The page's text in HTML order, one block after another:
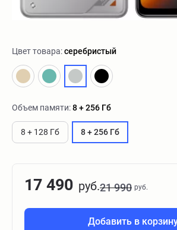
Цвет товара:серебристый
Объем памяти:8 + 256 Гб
8 + 128 Гб 8 + 256 Гб
17 490 руб.21 990 руб.
Добавить в